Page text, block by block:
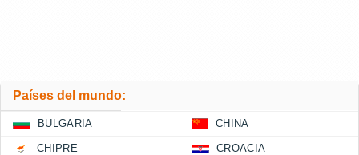
Países del mundo:
BULGARIA CHINA
CHIPRE CROACIA